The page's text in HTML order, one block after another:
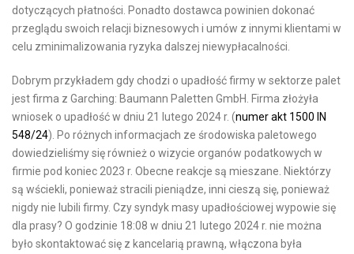
dotyczących płatności. Ponadto dostawca powinien dokonać
przeglądu swoich relacji biznesowych i umów z innymi klientami w
celu zminimalizowania ryzyka dalszej niewypłacalności.
Dobrym przykładem gdy chodzi o upadłość firmy w sektorze palet
jest firma z Garching: Baumann Paletten GmbH. Firma złożyła
wniosek o upadłość w dniu 21 lutego 2024 r. (numer akt 1500 IN
548/24). Po różnych informacjach ze środowiska paletowego
dowiedzieliśmy się również o wizycie organów podatkowych w
firmie pod koniec 2023 r. Obecne reakcje są mieszane. Niektórzy
są wściekli, ponieważ stracili pieniądze, inni cieszą się, ponieważ
nigdy nie lubili firmy. Czy syndyk masy upadłościowej wypowie się
dla prasy? O godzinie 18:08 w dniu 21 lutego 2024 r. nie można
było skontaktować się z kancelarią prawną, włączona była